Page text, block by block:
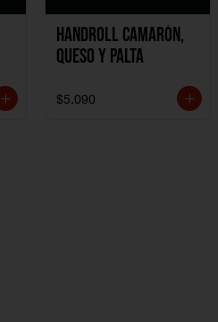
Handroll Camarón,
Queso y Palta
$5.090